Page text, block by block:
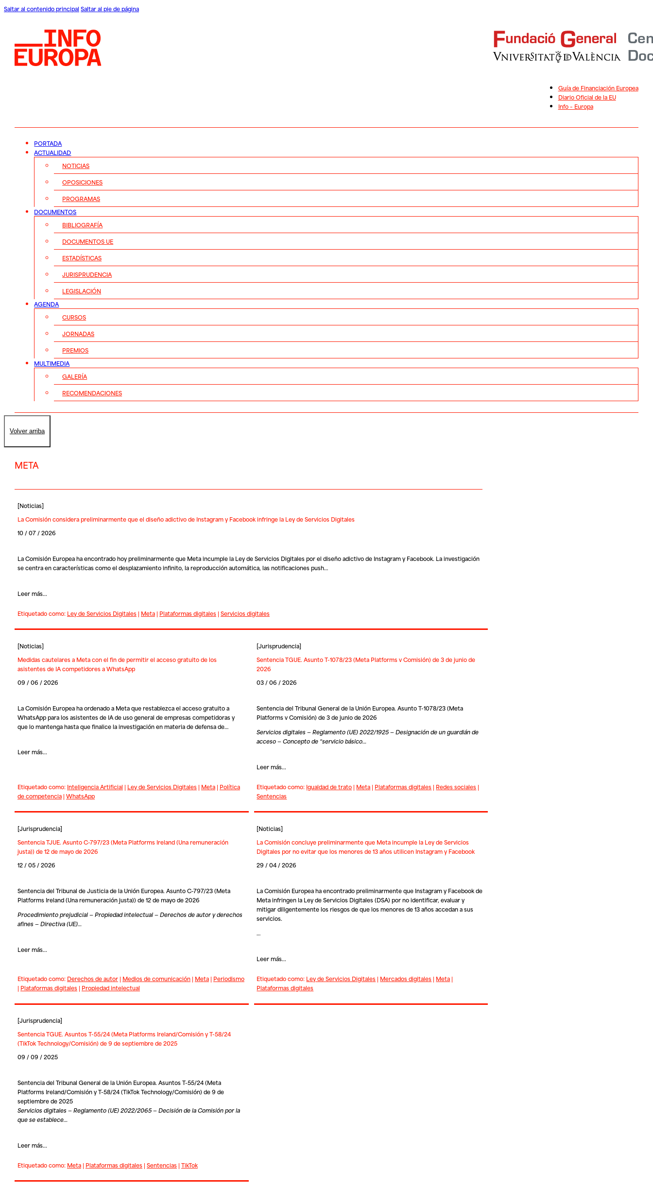
Saltar al contenido principal Saltar al pie de página
Guía de Financiación Europea
Diario Oficial de la EU
Info – Europa
PORTADA
ACTUALIDAD
NOTICIAS
OPOSICIONES
PROGRAMAS
DOCUMENTOS
BIBLIOGRAFÍA
DOCUMENTOS UE
ESTADÍSTICAS
JURISPRUDENCIA
LEGISLACIÓN
AGENDA
CURSOS
JORNADAS
PREMIOS
MULTIMEDIA
GALERÍA
RECOMENDACIONES
Volver arriba
META
[Noticias]
La Comisión considera preliminarmente que el diseño adictivo de Instagram y Facebook infringe la Ley de Servicios Digitales
10 / 07 / 2026
La Comisión Europea ha encontrado hoy preliminarmente que Metaincumple la Ley de Servicios Digitales por el diseño adictivo de Instagram y Facebook. La investigación
se centra en características como el desplazamiento infinito, la reproducción automática, las notificaciones push…
Leer más...
Etiquetado como: Ley de Servicios Digitales| Meta| Plataformas digitales| Servicios digitales
[Noticias]
Medidas cautelares a Meta con el fin de permitir el acceso gratuito de los
asistentes de IA competidores a WhatsApp
09 / 06 / 2026
La Comisión Europea ha ordenado a Meta que restablezca el acceso gratuito a
WhatsApp para los asistentes de IA de uso general de empresas competidoras y
que lo mantenga hasta que finalice la investigación en materia de defensa de…
Leer más...
Etiquetado como: Inteligencia Artificial | Ley de Servicios Digitales| Meta| Política
de competencia| WhatsApp
[Jurisprudencia]
Sentencia TGUE. Asunto T-1078/23 (Meta Platforms v Comisión) de 3 de junio de
2026
03 / 06 / 2026
Sentencia del Tribunal General de la Unión Europea. Asunto T-1078/23 (Meta
Platforms v Comisión) de 3 de junio de 2026
Servicios digitales — Reglamento (UE) 2022/1925 — Designación de un guardián de
acceso — Concepto de “servicio básico…
Leer más...
Etiquetado como: Igualdad de trato | Meta | Plataformas digitales | Redes sociales |
Sentencias
[Jurisprudencia]
Sentencia TJUE. Asunto C-797/23 (Meta Platforms Ireland (Una remuneración
justa)) de 12 de mayo de 2026
12 / 05 / 2026
Sentencia del Tribunal de Justicia de la Unión Europea. Asunto C-797/23 (Meta
Platforms Ireland (Una remuneración justa)) de 12 de mayo de 2026
Procedimiento prejudicial — Propiedad intelectual — Derechos de autor y derechos
afines — Directiva (UE)…
Leer más...
Etiquetado como: Derechos de autor| Medios de comunicación| Meta| Periodismo
| Plataformas digitales| Propiedad intelectual
[Noticias]
La Comisión concluye preliminarmente que Meta incumple la Ley de Servicios
Digitales por no evitar que los menores de 13 años utilicen Instagram y Facebook
29 / 04 / 2026
La Comisión Europea ha encontrado preliminarmente que Instagram y Facebook de
Meta infringen la Ley de Servicios Digitales (DSA) por no identificar, evaluar y
mitigar diligentemente los riesgos de que los menores de 13 años accedan a sus
servicios.
…
Leer más...
Etiquetado como: Ley de Servicios Digitales | Mercados digitales | Meta |
Plataformas digitales
[Jurisprudencia]
Sentencia TGUE. Asuntos T-55/24 (Meta Platforms Ireland/Comisión y T-58/24
(TikTok Technology/Comisión) de 9 de septiembre de 2025
09 / 09 / 2025
Sentencia del Tribunal General de la Unión Europea. Asuntos T-55/24 (Meta
Platforms Ireland/Comisión y T-58/24 (TikTok Technology/Comisión) de 9 de
septiembre de 2025
Servicios digitales — Reglamento (UE) 2022/2065 — Decisión de la Comisión por la
que se establece…
Leer más...
Etiquetado como: Meta| Plataformas digitales| Sentencias| TikTok